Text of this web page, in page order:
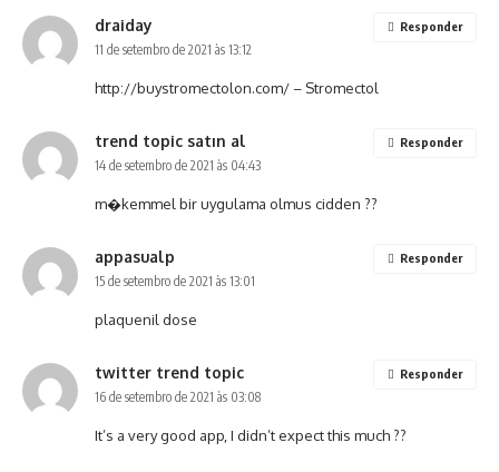
draiday
11 de setembro de 2021 às 13:12
http://buystromectolon.com/– Stromectol
Responder
trend topic satın al
14 de setembro de 2021 às 04:43
m�kemmel bir uygulama olmus cidden ??
Responder
appasualp
15 de setembro de 2021 às 13:01
plaquenil dose
Responder
twitter trend topic
16 de setembro de 2021 às 03:08
It’s a very good app, I didn’t expect this much ??
Responder